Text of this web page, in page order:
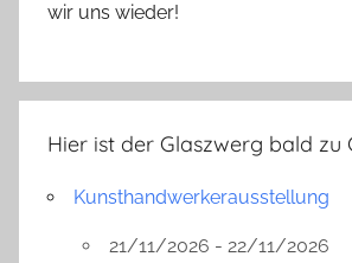
wir uns wieder!
Hier ist der Glaszwerg bald zu
Kunsthandwerkerausstellung
21/11/2026 - 22/11/2026